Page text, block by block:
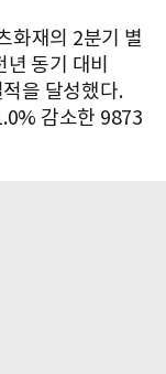
화재의 2분기 별
동기 대비
을 달성했다.
감소한 9873